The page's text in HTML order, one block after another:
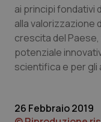
Sicilia
Toscana
Obesità
ai principi fondativi
alla valorizzazione
crescita del
potenziale
scientifica e per
26 Febbraio 2019